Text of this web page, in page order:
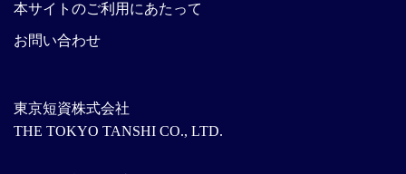
東京短資株式会社
THE TOKYO TANSHI CO., LTD.
本サイトのご利用にあたって
お問い合わせ